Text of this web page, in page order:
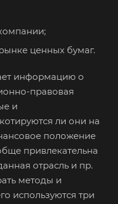
ценных бумаг.
информацию о
правовая
и
ли они на
положение
привлекательна
отрасль и пр.
методы и
используются три